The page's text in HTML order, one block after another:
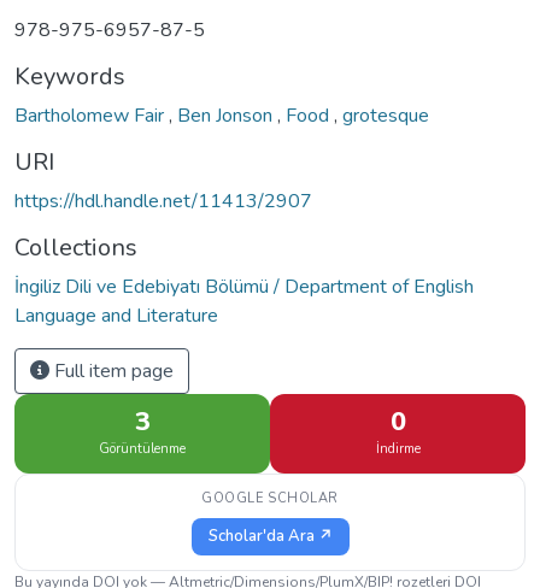
978-975-6957-87-5
Keywords
Bartholomew Fair, Ben Jonson , Food , grotesque
URI
https://hdl.handle.net/11413/2907
Collections
İngiliz Dili ve Edebiyatı Bölümü / Department of English
Language and Literature
Full item page
3
Görüntülenme
0
İndirme
GOOGLE SCHOLAR
Scholar'da Ara ↗
Bu yayında DOI yok — Altmetric/Dimensions/PlumX/BIP! rozetleri DOI